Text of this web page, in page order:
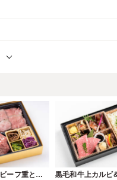
極みローストビーフ重とカルビ焼肉弁当